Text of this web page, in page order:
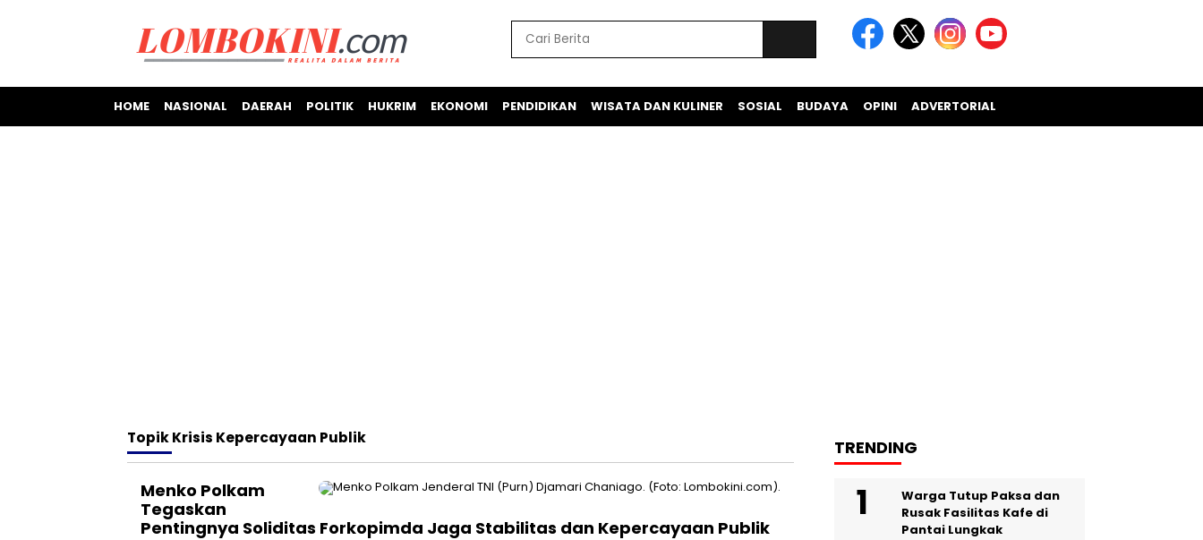
HOME NASIONAL DAERAH POLITIK HUKRIM EKONOMI PENDIDIKAN WISATA DAN KULINER SOSIAL BUDAYA OPINI ADVERTORIAL
TopikKrisis Kepercayaan Publik
Menko Polkam
Tegaskan
Pentingnya Soliditas Forkopimda Jaga Stabilitas dan Kepercayaan Publik
TRENDING
Warga Tutup Paksa dan
Rusak Fasilitas Kafe di
Pantai Lungkak